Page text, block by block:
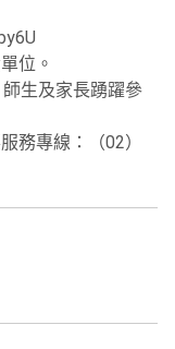
位。
生及家長踴躍參
務專線：（02）